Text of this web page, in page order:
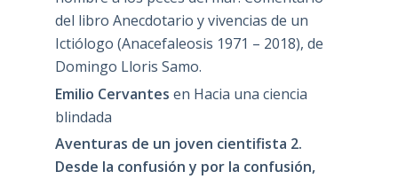
del libro Anecdotario y vivencias de un
Ictiólogo (Anacefaleosis 1971 – 2018), de
Domingo Lloris Samo.
Emilio Cervantes en Hacia una ciencia
blindada
Aventuras de un joven cientifista 2.
Desde la confusión y por la confusión,